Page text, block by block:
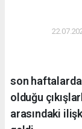
son haftalarda
olduğu
arasındaki